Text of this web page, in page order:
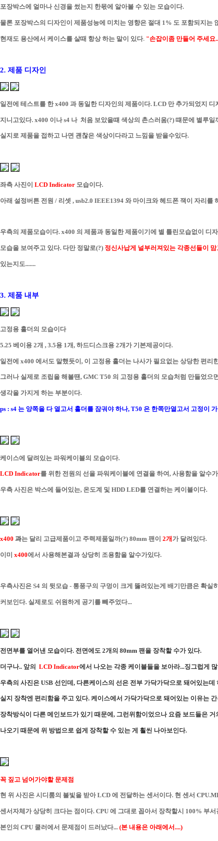
포장박스에 얼마나 신경을 썼는지 한몫에 알아볼 수 있는 모습이다.
물론 포장박스의 디자인이 제품성능에 미치는 영향은 절대 1% 도 포함되지는
현재도 용산에서 케이스를 살때 항상 하는 말이 있다. "손잡이좀 만들어 주세요
2. 제품 디자인
일전에 테스트를 한 x400 과 동일한 디자인의 제품이다. LCD 만 추가되었지
지니고있다. x400 이나 s4 나 처음 보았을떄 색상의 촌스러움(?) 떄문에 별루
실지로 제품을 접하고 나면 괜찮은 색상이다라고 느낌을 받을수있다.
좌측 사진이 LCD Indicator 모습이다.
아래 설정버튼 전원 / 리셋 , usb2.0 IEEE1394 와 마이크와 헤드폰 잭이 자리를
우측의 제품모습이다. x400 의 제품과 동일한 제품이기에 별 틀린모습없이 디
모습을 보여주고 있다. 다만 정말로(?) 정신사납게 널부러져있는 각종선들이
있는지도.......
3. 제품 내부
고정용 홀더의 모습이다
5.25 베이용 2개 , 3.5용 1개, 하드디스크용 2개가 기본제공이다.
일전에 x400 에서도 말했듯이, 이 고정용 홀더는 나사가 필요없는 상당한 편리
그러나 실제로 조립을 해볼땐, GMC T50 의 고정용 홀더의 모습처럼 만들었으
생각을 가지게 하는 부분이다.
ps : s4 는 양쪽을 다 열고서 홀더를 잠궈야 하나, T50 은 한쪽만열고서 고정이
케이스에 달려있는 파워케이블의 모습이다.
LCD Indicator를 위한 전원의 선을 파워케이블에 연결을 하여, 사용함을 알수
우측 사진은 박스에 들어있는, 온도계 및 HDD LED를 연결하는 케이블이다.
x400 과는 달리 고급제품이고 주력제품일까(?) 80mm 팬이 2개 가 달려있다.
이미 x400에서 사용해본결과 상당히 조용함을 알수가있다.
우측사진은 S4 의 뒷모습 - 통풍구의 구멍이 크게 뚫려있는게 배기만큼은 확실
커보인다. 실제로도 쉬원하게 공기를 빼주었다...
전면부를 열어낸 모습이다. 전면에도 2개의 80mm 팬을 장착할 수가 있다.
더구나.. 앞의 LCD Indicator에서 나오는 각종 케이블들을 보아라...징그럽게
우측의 사진은 USB 선인데, 다른케이스의 선은 전부 가닥가닥으로 돼어있는데
실지 장착엔 편리함을 주고 있다. 케이스에서 가닥가닥으로 돼어있는 이유는
장착방식이 다른 메인보드가 있기 때문에, 그런위함이었으나 요즘 보드들은
나오기 때문에 위 방법으로 쉽게 장착할 수 있는 게 훨씬 나아보인다.
꼭 짚고 넘어가야할 문제점
현 위 사진은 시디룸의 불빛을 받아 LCD 에 전달하는 센서이다. 현 센서
센서자체가 상당히 크다는 점이다. CPU 에 그대로 꼽아서 장착할시 100% 부
본인의 CPU 쿨러에서 문제점이 드러났다... (본 내용은 아래에서....)